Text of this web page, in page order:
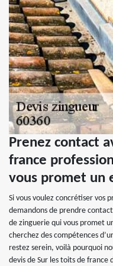
Prenez contact
france
vous promet un
Si vous voulez concrétiser vos
demandons de prendre
de zinguerie qui vous promet
cherchez des compétences
restez serein, voilà pourquoi
devis de Sur les toits de